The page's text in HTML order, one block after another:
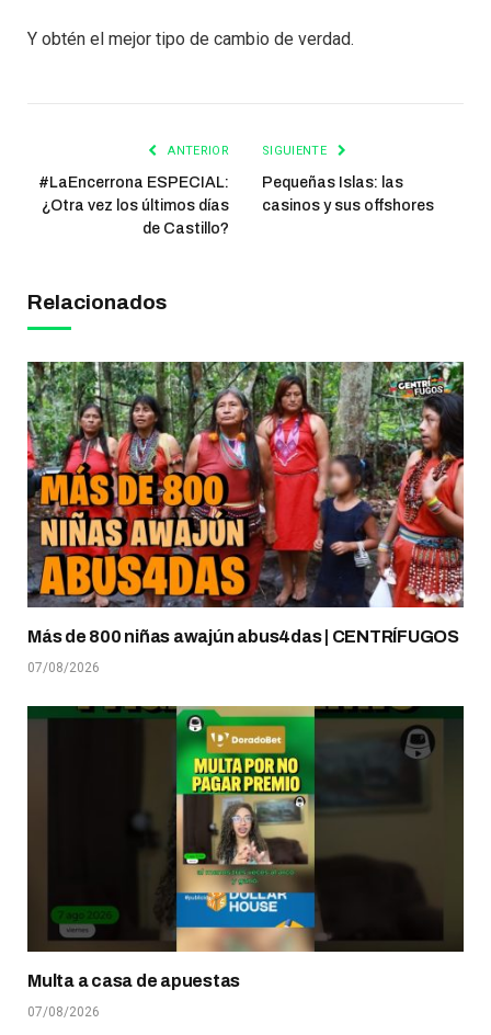
Y obtén el mejor tipo de cambio de verdad.
ANTERIOR
#LaEncerrona ESPECIAL:
¿Otra vez los últimos días
de Castillo?
SIGUIENTE
Pequeñas Islas: las
casinos y sus offshores
Relacionados
Más de 800 niñas awajún abus4das | CENTRÍFUGOS
07/08/2026
Multa a casa de apuestas
07/08/2026